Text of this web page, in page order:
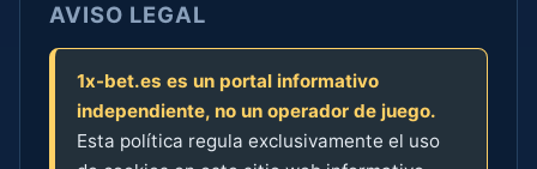
AVISO LEGAL
1x-bet.es es un portal informativo
independiente, no un operador de juego.
Esta política regula exclusivamente el uso